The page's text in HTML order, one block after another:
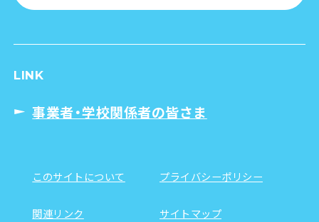
LINK
事業者・学校関係者の皆さま
このサイトについて プライバシーポリシー
関連リンク サイトマップ